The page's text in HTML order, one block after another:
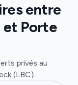
entre
et Porte
privés au
(LBC).